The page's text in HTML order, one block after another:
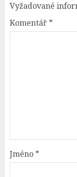
Vyžadované
Komentář *
Jméno *